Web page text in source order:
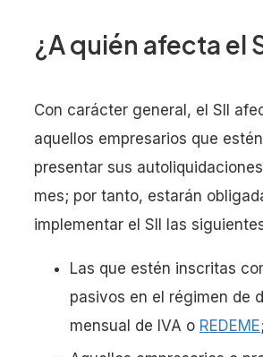
¿A quién afecta el
Con carácter general, el SII
aquellos empresarios que
presentar sus
mes; por tanto, estarán
implementar el SII las
Las que estén inscritas
pasivos en el régimen de
mensual de IVA o REDEME;